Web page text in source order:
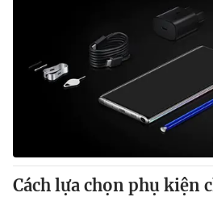
Cách lựa chọn phụ kiện